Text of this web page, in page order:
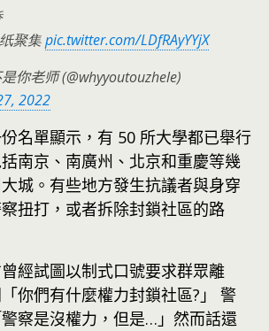
聚集pic.twitter.com/LDfRAyYYjX
你老师 (@whyyoutouzhele)
2022
名單顯示，有 50 所大學都已舉行
南京、南廣州、北京和重慶等幾
城。有些地方發生抗議者與身穿
扭打，或者拆除封鎖社區的路
經試圖以制式口號要求群眾離
你們有什麼權力封鎖社區?」 警
察是沒權力，但是…」然而話還